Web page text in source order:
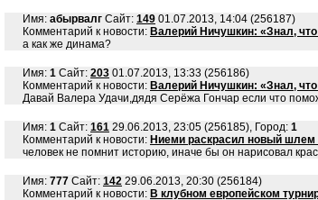
Имя: абырвалг Сайт: 149 01.07.2013, 14:04 (256187)
Комментарий к новости: Валерий Ничушкин: «Знал,
a как же динама?
Имя: 1 Сайт: 203 01.07.2013, 13:33 (256186)
Комментарий к новости: Валерий Ничушкин: «Знал,
Давай Валера Удачи,дядя Серёжа Гончар если что
Имя: 1 Сайт: 161 29.06.2013, 23:05 (256185), Город: 1
Комментарий к новости: Ниеми раскрасил новый
человек не помнит историю, иначе бы он нарисовал
Имя: 777 Сайт: 142 29.06.2013, 20:30 (256184)
Комментарий к новости: В клубном европейском